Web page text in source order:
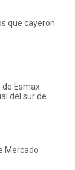
que cayeron
de Esmax
del sur de
Mercado